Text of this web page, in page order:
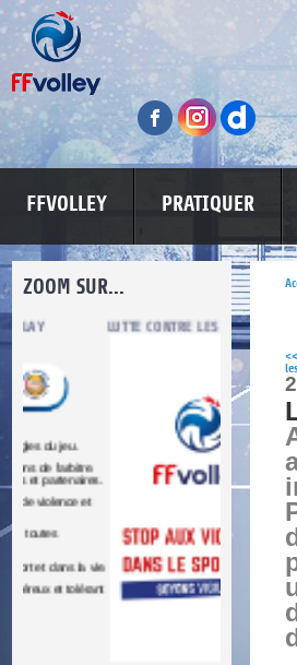
FFVOLLEY PRATIQUER
ZOOM SUR...
LUTTE CONTRE LES VIOLENCES MA PETITE
<<